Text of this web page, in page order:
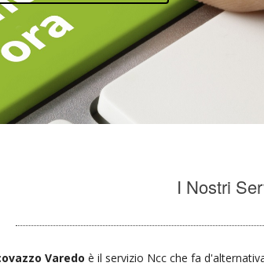
I Nostri
Varedoè il servizio Ncc che fa